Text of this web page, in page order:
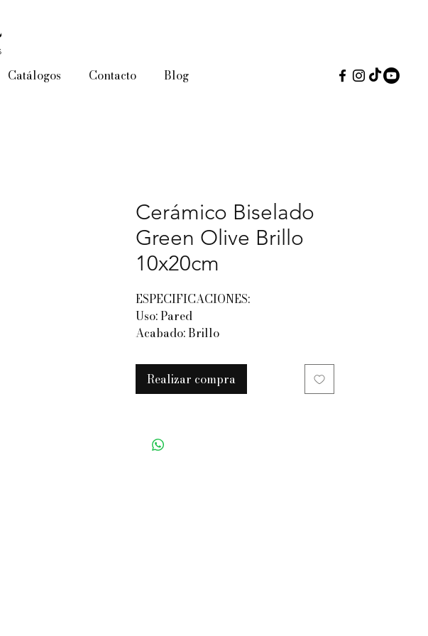
Catálogos Contacto Blog
Cerámico Biselado
Green Olive Brillo
10x20cm
ESPECIFICACIONES:
Uso: Pared
Acabado: Brillo
SOLICITAR COTIZACIÓN POR
WHATSAPP:
Realizar compra